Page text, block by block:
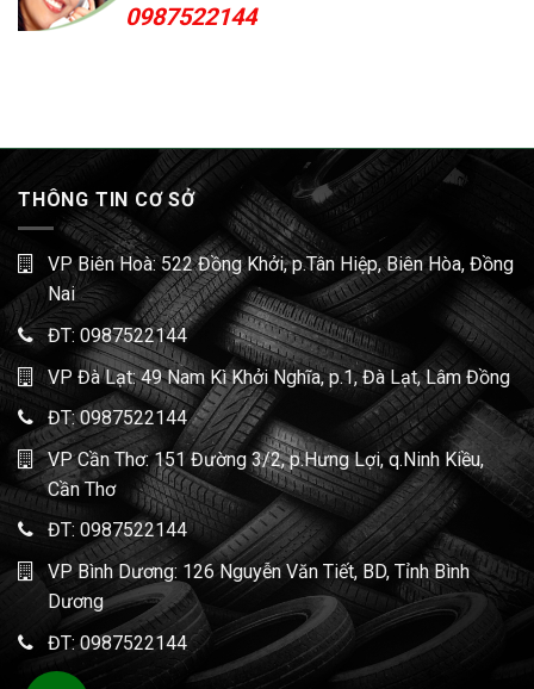
0987522144
THÔNG TIN CƠ SỞ
VP Biên Hoà: 522 Đồng Khởi, p.Tân Hiệp, Biên Hòa, Đồng
Nai
ĐT: 0987522144
VP Đà Lạt: 49 Nam Kì Khởi Nghĩa, p.1, Đà Lạt, Lâm Đồng
ĐT:0987522144
VP Cần Thơ: 151 Đường 3/2, p.Hưng Lợi, q.Ninh Kiều,
Cần Thơ
ĐT: 0987522144
VP Bình Dương: 126 Nguyễn Văn Tiết, BD, Tỉnh Bình
Dương
ĐT: 0987522144